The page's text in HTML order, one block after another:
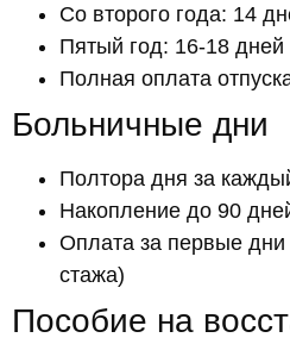
Со второго года: 14
Пятый год: 16-18 дней
Полная оплата
Больничные дни
Полтора дня за
Накопление до 90
Оплата за первые дни
стажа)
Пособие на